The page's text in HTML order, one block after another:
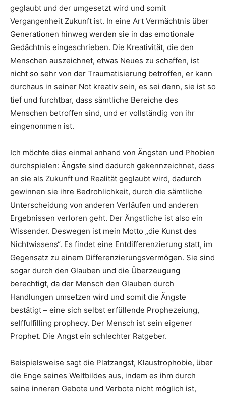
geglaubt und der umgesetzt wird und somit
Vergangenheit Zukunft ist. In eine Art Vermächtnis über
Generationen hinweg werden sie in das emotionale
Gedächtnis eingeschrieben. Die Kreativität, die den
Menschen auszeichnet, etwas Neues zu schaffen, ist
nicht so sehr von der Traumatisierung betroffen, er kann
durchaus in seiner Not kreativ sein, es sei denn, sie ist so
tief und furchtbar, dass sämtliche Bereiche des
Menschen betroffen sind, und er vollständig von ihr
eingenommen ist.
Ich möchte dies einmal anhand von Ängsten und Phobien
durchspielen: Ängste sind dadurch gekennzeichnet, dass
an sie als Zukunft und Realität geglaubt wird, dadurch
gewinnen sie ihre Bedrohlichkeit, durch die sämtliche
Unterscheidung von anderen Verläufen und anderen
Ergebnissen verloren geht. Der Ängstliche ist also ein
Wissender. Deswegen ist mein Motto „die Kunst des
Nichtwissens“. Es findet eine Entdifferenzierung statt, im
Gegensatz zu einem Differenzierungsvermögen. Sie sind
sogar durch den Glauben und die Überzeugung
berechtigt, da der Mensch den Glauben durch
Handlungen umsetzen wird und somit die Ängste
bestätigt – eine sich selbst erfüllende Prophezeiung,
selffulfilling prophecy. Der Mensch ist sein eigener
Prophet. Die Angst ein schlechter Ratgeber.
Beispielsweise sagt die Platzangst, Klaustrophobie, über
die Enge seines Weltbildes aus, indem es ihm durch
seine inneren Gebote und Verbote nicht möglich ist,